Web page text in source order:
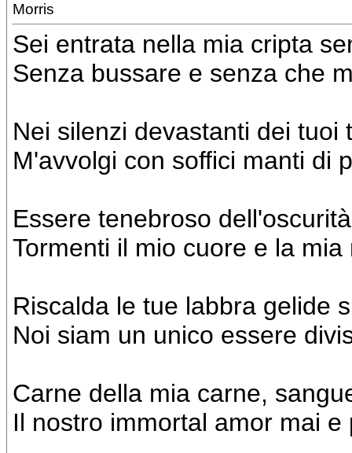
Morris
Sei entrata nella mia cripta
Senza bussare e senza che
Nei silenzi devastanti dei tuoi
M'avvolgi con soffici manti di
Essere tenebroso
Tormenti il mio cuore e la
Riscalda le tue labbra gelide
Noi siam un unico essere
Carne della mia carne,
Il nostro immortal amor mai e